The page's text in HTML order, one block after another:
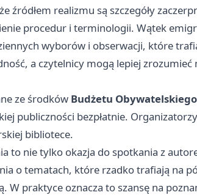
źródłem realizmu są szczegóły
procedur i terminologii. Wątek
wyborów i obserwacji, które
a czytelnicy mogą lepiej
ze środków Budżetu
publiczności bezpłatnie.
bibliotece.
to nie tylko okazja do spotkania z
o tematach, które rzadko trafiają na
W praktyce oznacza to szansę na